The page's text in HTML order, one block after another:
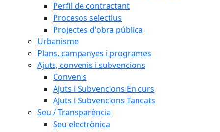
Perfil de contractant
Procesos selectius
Projectes d'obra pública
Urbanisme
Plans, campanyes i programes
Ajuts, convenis i subvencions
Convenis
Ajuts i Subvencions En curs
Ajuts i Subvencions Tancats
Seu / Transparència
Seu electrònica